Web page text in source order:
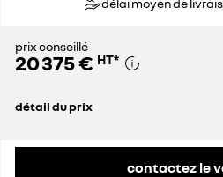
délai moyen de
prix conseillé
20 375 € HT*
détail du prix
contactez le